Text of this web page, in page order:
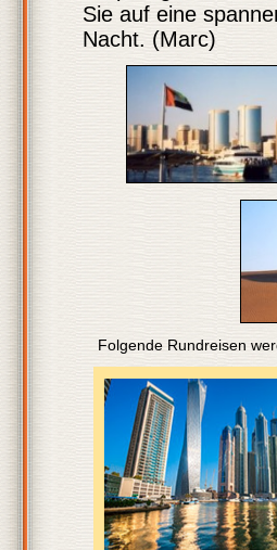
Sie auf eine
Nacht. (Marc)
Folgende Rundreisen